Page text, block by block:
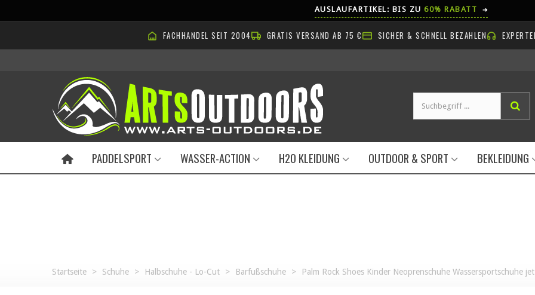
AUSLAUFARTIKEL: BIS ZU60% RABATT ➔
FACHHANDEL SEIT 2004 GRATIS VERSAND AB 75 € SICHER & SCHNELL BEZAHLEN
PADDELSPORT WASSER-ACTION H2O KLEIDUNG OUTDOOR & SPORT BEKLEIDUNG
Startseite > Schuhe > Halbschuhe - Lo-Cut > Barfußschuhe > Palm Rock Shoes Kinder Neoprenschuhe Wassersportschuhe